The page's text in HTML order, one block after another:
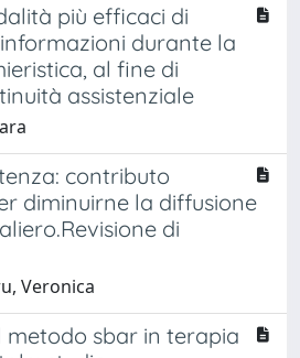
più efficaci di
durante la
al fine di
assistenziale
contributo
diminuirne la diffusione
di
Veronica
metodo sbar in terapia